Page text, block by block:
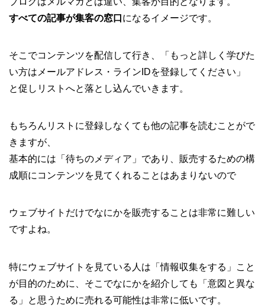
すべての記事が集客の窓口 になるイメージです。
そこでコンテンツを配信して行き、「もっと詳しく学びた
い方はメールアドレス・ラインIDを登録してください」
と促しリストへと落とし込んでいきます。
もちろんリストに登録しなくても他の記事を読むことがで
きますが、
基本的には「待ちのメディア」であり、販売するための構
成順にコンテンツを見てくれることはあまりないので
ウェブサイトだけでなにかを販売することは非常に難しい
ですよね。
特にウェブサイトを見ている人は「情報収集をする」こと
が目的のために、そこでなにかを紹介しても「意図と異な
る」と思うために売れる可能性は非常に低いです。